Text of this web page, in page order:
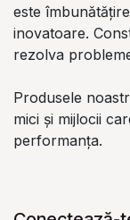
este
inovatoare.
rezolva
Produsele
mici și mijlocii
performanța.